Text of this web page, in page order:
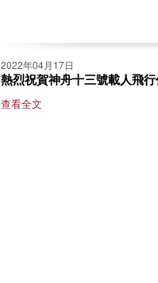
2022年04月17日
熱烈祝賀神舟十三號載人飛
查看全文